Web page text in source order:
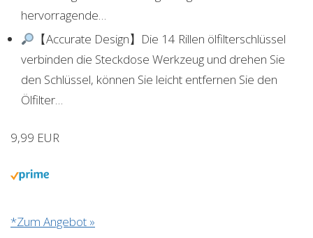
hervorragende…
【Accurate Design】Die 14 Rillen ölfilterschlüssel
verbinden die Steckdose Werkzeug und drehen Sie
den Schlüssel, können Sie leicht entfernen Sie den
Ölfilter…
9,99 EUR
*Zum Angebot »